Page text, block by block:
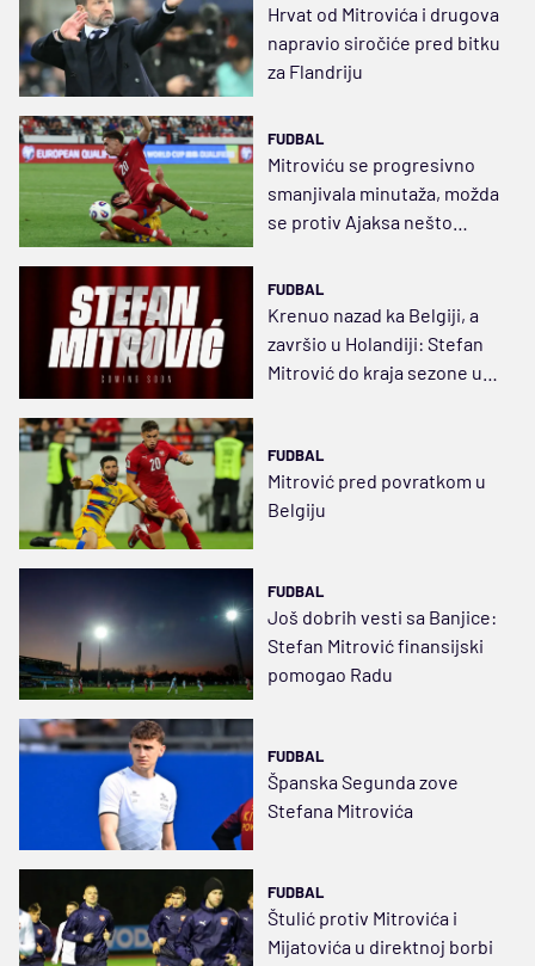
Hrvat od Mitrovića i drugova
napravio siročiće pred bitku
za Flandriju
FUDBAL
Mitroviću se progresivno
smanjivala minutaža, možda
se protiv Ajaksa nešto
FUDBAL
Krenuo nazad ka Belgiji, a
završio u Holandiji: Stefan
Mitrović do kraja sezone u
FUDBAL
Mitrović pred povratkom u
Belgiju
FUDBAL
Još dobrih vesti sa Banjice:
Stefan Mitrović finansijski
pomogao Radu
FUDBAL
Španska Segunda zove
Stefana Mitrovića
FUDBAL
Štulić protiv Mitrovića i
Mijatovića u direktnoj borbi